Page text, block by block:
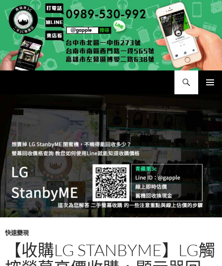
至
內
容
快速變現
【收購LG STANBYME】LG觸